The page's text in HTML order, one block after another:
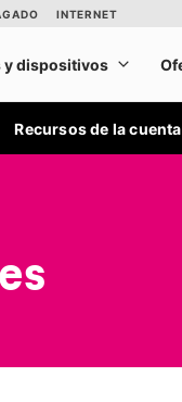
Recursos de la cuenta